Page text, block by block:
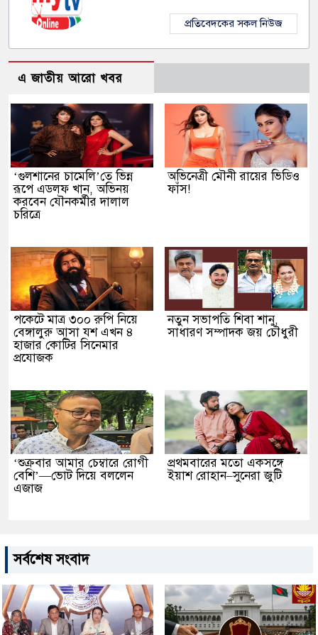
প্রতিবেদকের সকল নিউজ
এ জাতীয় আরো খবর
‘গুলশানের চামেলি’তে ভিন্ন
রূপে এডলফ খান, অভিনয়
করবেন যৌনকর্মীর দালাল
চরিত্রে
অভিনেত্রী মৌনী রায়ের ভিডিও
ফাঁস!
পকেটে মাত্র ৩০০ রুপি নিয়ে
বেঙ্গালুরু আসা যশ এখন ৪
হাজার কোটির সিনেমার
প্রযোজক
নতুন সভাপতি শিবা শানু,
সাধারণ সম্পাদক জয় চৌধুরী
‘শুক্রবার আমার চেম্বারে রোগী
বেশি’—ভোট দিয়ে বললেন
এজাজ
প্রথমবারের মতো একসঙ্গে
ইয়াশ রোহান–সুনেরা জুটি
সর্বশেষ সংবাদ